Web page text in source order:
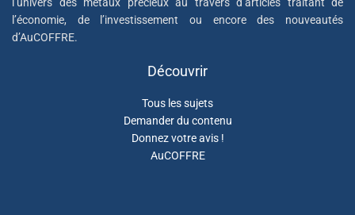
l’univers des métaux précieux au travers d’articles traitant de
l’économie, de l’investissement ou encore des nouveautés
d’AuCOFFRE.
Découvrir
Tous les sujets
Demander du contenu
Donnez votre avis !
AuCOFFRE